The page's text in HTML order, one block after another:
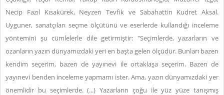
Necip Fazıl Kısakürek, Neyzen Tevfik ve Sabahattin Kudret Aksal.
Uyguner, sanatçıları seçme ölçütünü ve eserlerde kullandığı inceleme
yöntemini şu cümlelerle dile getirmiştir: "Seçimlerde, yazarların ve
ozanların yazın dünyamızdaki yeri en başta gelen ölçüdür. Bunları bazen
kendim seçerim, bazen de yayınevi ile ortaklaşa seçerim. Bazen de
yayınevi benden inceleme yapmamı ister. Ama, yazın dünyamızdaki yer
önemlidir bu seçimlerde. (...) Yazarların çoğu ile yüz yüze tanışmış